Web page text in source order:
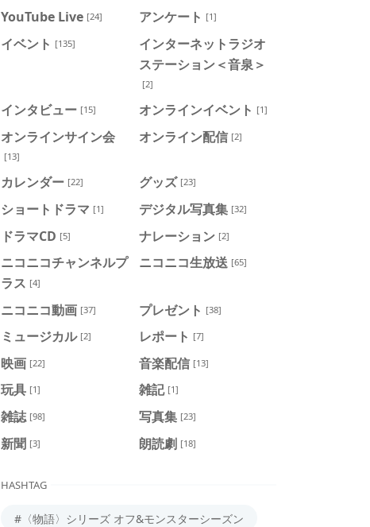
YouTube Live [24] アンケート [1]
イベント [135]
インターネットラジオ
ステーション＜音泉＞
[2]
インタビュー [15] オンラインイベント [1]
オンラインサイン会
[13]
オンライン配信 [2]
カレンダー [22] グッズ [23]
ショートドラマ [1] デジタル写真集 [32]
ドラマCD [5] ナレーション [2]
ニコニコチャンネルプ
ラス [4]
ニコニコ生放送 [65]
ニコニコ動画 [37] プレゼント [38]
ミュージカル [2] レポート [7]
映画 [22] 音楽配信 [13]
玩具 [1] 雑記 [1]
雑誌 [98] 写真集 [23]
新聞 [3] 朗読劇 [18]
HASHTAG
#〈物語〉シリーズ オフ&モンスターシーズン